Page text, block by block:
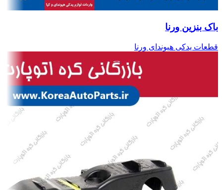
باک بنزین ورنا
قطعات یدکی هیوندای ورنا